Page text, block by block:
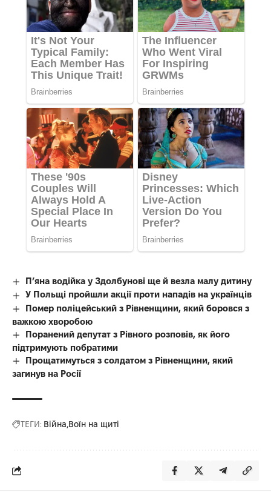
П’яна водійка у Здолбунові ще й везла малу дитину
У Польщі пройшли акції проти нападів на українців
Помер поліцейський з Рівненщини, який боровся з
важкою хворобою
Поранений депутат з Рівного розповів, як його
підтримують побратими
Прощатимуться з солдатом з Рівненщини, який
загинув на Росії
ТЕГИ: Війна Воїн на щиті